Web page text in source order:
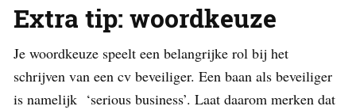
Extra tip: woordkeuze
Je woordkeuze speelt een belangrijke rol bij het
schrijven van een cv beveiliger. Een baan als beveiliger
is namelijk ‘serious business’. Laat daarom merken dat